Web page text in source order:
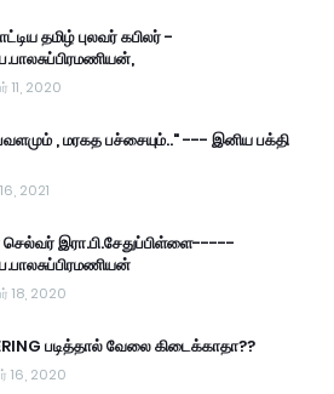
தமிழ் புலவர் கபிலர் -
11, 2020
, மரகத பச்சையும்.." --- இனிய பக்தி
2021
இரா.பி.சேதுப்பிள்ளை-----
18, 2020
படித்தால் வேலை கிடைக்காதா??
16, 2020